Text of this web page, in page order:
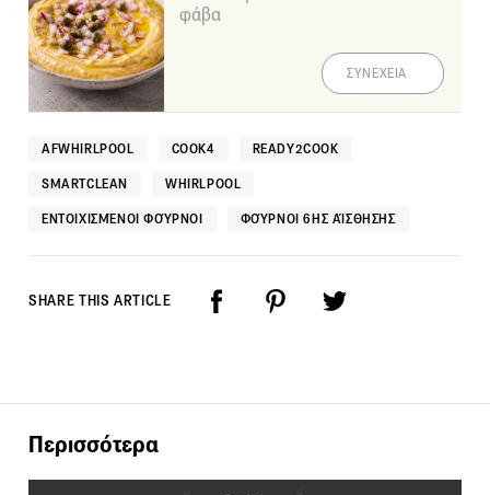
φάβα
ΣΥΝΕΧΕΙΑ
AFWHIRLPOOL COOK4 READY2COOK
SMARTCLEAN WHIRLPOOL
ΕΝΤΟΙΧΙΣΜΈΝΟΙ ΦΟΎΡΝΟΙ ΦΟΎΡΝΟΙ 6ΗΣ ΑΊΣΘΗΣΗΣ
SHARE THIS ARTICLE
Περισσότερα